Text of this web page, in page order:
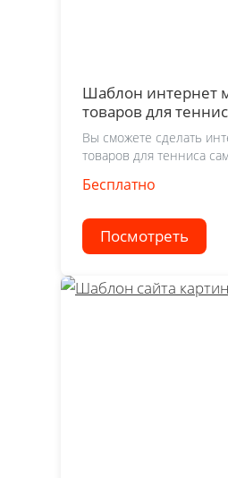
Шаблон интернет
товаров для
Вы сможете сделать
товаров для тенниса
Бесплатно
Посмотреть